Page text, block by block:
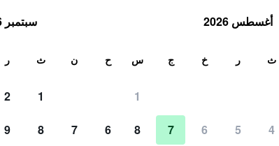
أغسطس 2026
ث ر خ ج س
1
4
5
6
7
8
سبتمبر 2026
ح ن ث ر
1
2
6
7
8
9